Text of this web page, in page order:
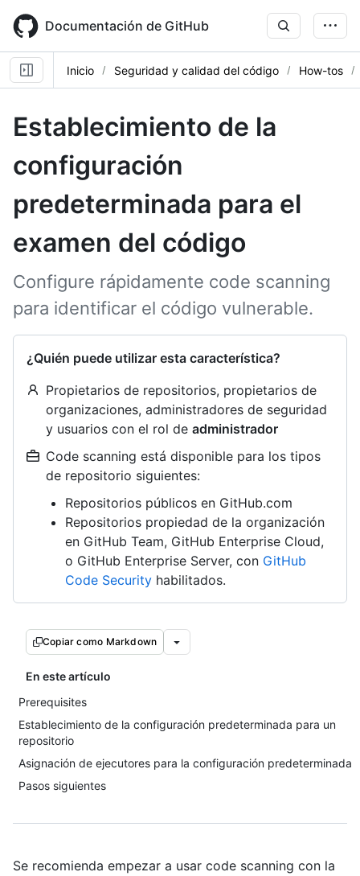
main
content
Documentación de GitHub
Inicio Seguridad y calidad del código How-tos
Establecimiento de la
configuración
predeterminada para el
examen del código
Configure rápidamente code scanning
para identificar el código vulnerable.
¿Quién puede utilizar esta característica?
Propietarios de repositorios, propietarios de
organizaciones, administradores de seguridad
y usuarios con el rol de administrador
Code scanning está disponible para los tipos
de repositorio siguientes:
Repositorios públicos en GitHub.com
Repositorios propiedad de la organización
en GitHub Team, GitHub Enterprise Cloud,
o GitHub Enterprise Server, con GitHub
Code Security habilitados.
Copiar como Markdown
En este artículo
Prerequisites
Establecimiento de la configuración predeterminada para un
repositorio
Asignación de ejecutores para la configuración predeterminada
Pasos siguientes
Se recomienda empezar a usar code scanning con la